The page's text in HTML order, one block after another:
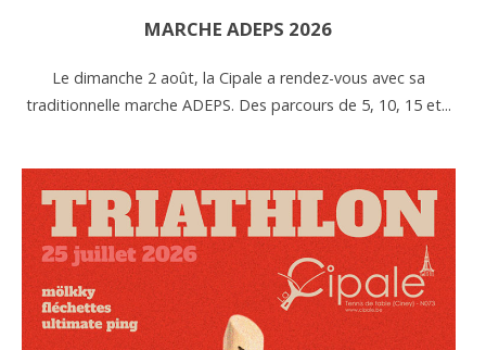
MARCHE ADEPS 2026
Le dimanche 2 août, la Cipale a rendez-vous avec sa
traditionnelle marche ADEPS. Des parcours de 5, 10, 15 et...